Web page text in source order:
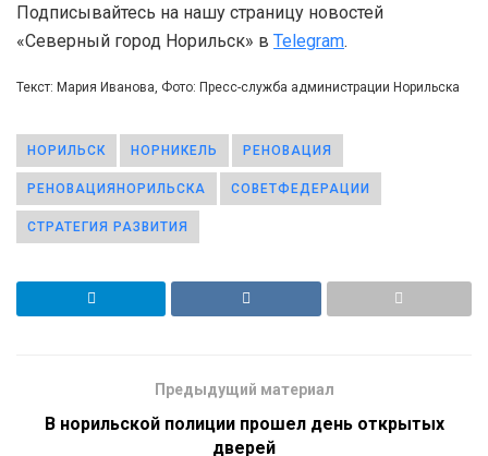
Подписывайтесь на нашу страницу новостей
«Северный город Норильск» в Telegram.
Текст: Мария Иванова, Фото: Пресс-служба администрации Норильска
НОРИЛЬСК НОРНИКЕЛЬ РЕНОВАЦИЯ
РЕНОВАЦИЯНОРИЛЬСКА СОВЕТФЕДЕРАЦИИ
СТРАТЕГИЯ РАЗВИТИЯ
Предыдущий материал
В норильской полиции прошел день открытых
дверей